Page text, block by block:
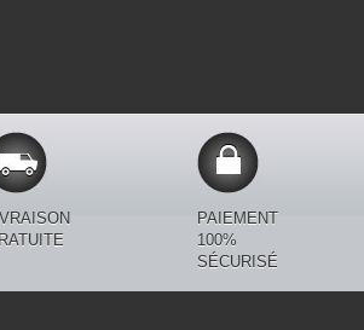
PAIEMENT
100%
SÉCURISÉ